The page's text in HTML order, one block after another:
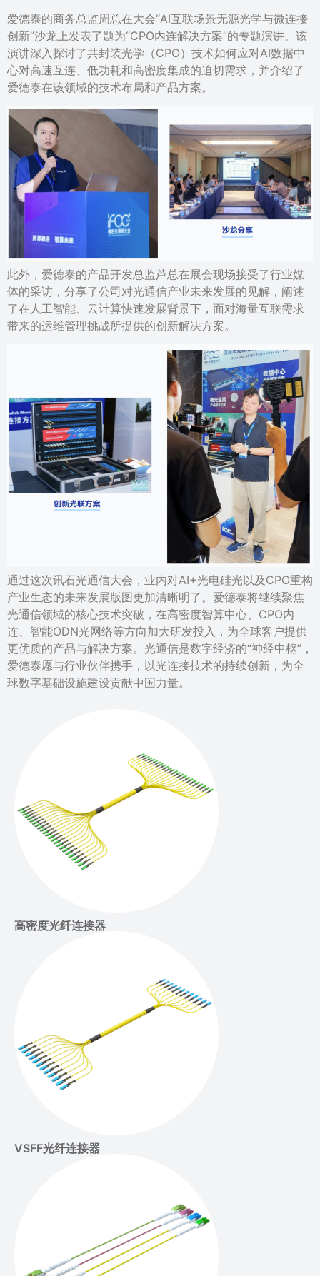
爱德泰的商务总监周总在大会“AI互联场景无源光学与微连接
创新”沙龙上发表了题为“CPO内连解决方案”的专题演讲。该
演讲深入探讨了共封装光学（CPO）技术如何应对AI数据中
心对高速互连、低功耗和高密度集成的迫切需求，并介绍了
爱德泰在该领域的技术布局和产品方案。
此外，爱德泰的产品开发总监芦总在展会现场接受了行业媒
体的采访，分享了公司对光通信产业未来发展的见解，阐述
了在人工智能、云计算快速发展背景下，面对海量互联需求
带来的运维管理挑战所提供的创新解决方案。
通过这次讯石光通信大会，业内对AI+光电硅光以及CPO重构
产业生态的未来发展版图更加清晰明了。爱德泰将继续聚焦
光通信领域的核心技术突破，在高密度智算中心、CPO内
连、智能ODN光网络等方向加大研发投入，为全球客户提供
更优质的产品与解决方案。光通信是数字经济的“神经中枢”，
爱德泰愿与行业伙伴携手，以光连接技术的持续创新，为全
球数字基础设施建设贡献中国力量。
高密度光纤连接器
VSFF光纤连接器